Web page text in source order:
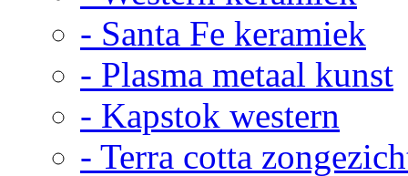
- Santa Fe keramiek
- Plasma metaal kunst
- Kapstok western
- Terra cotta